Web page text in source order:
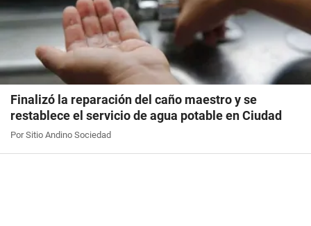
Finalizó la reparación del caño maestro y se
restablece el servicio de agua potable en Ciudad
Por Sitio Andino Sociedad